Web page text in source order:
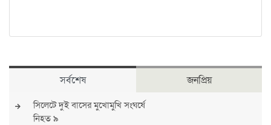
সর্বশেষ জনপ্রিয়
সিলেটে দুই বাসের মুখোমুখি সংঘর্ষে
নিহত ৯